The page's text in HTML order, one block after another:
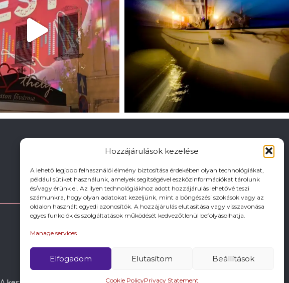
Hozzájárulások kezelése
A lehető legjobb felhasználói élmény biztosítása érdekében olyan technológiákat,
például sütiket használunk, amelyek segítségével eszközinformációkat tárolunk
és/vagy érünk el. Az ilyen technológiákhoz adott hozzájárulás lehetővé teszi
számunkra, hogy olyan adatokat kezeljünk, mint a böngészési szokások vagy az
oldalon használt egyedi azonosítók. A hozzájárulás elutasítása vagy visszavonása
egyes funkciók és szolgáltatások működését kedvezőtlenül befolyásolhatja.
Manage services
Elfogadom Elutasítom Beállítások
Cookie PolicyPrivacy Statement